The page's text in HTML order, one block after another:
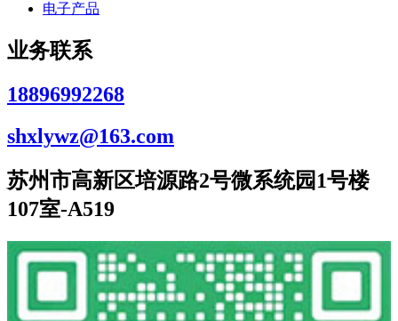
电子产品
业务联系
18896992268
shxlywz@163.com
苏州市高新区培源路2号微系统园1号楼
107室-A519